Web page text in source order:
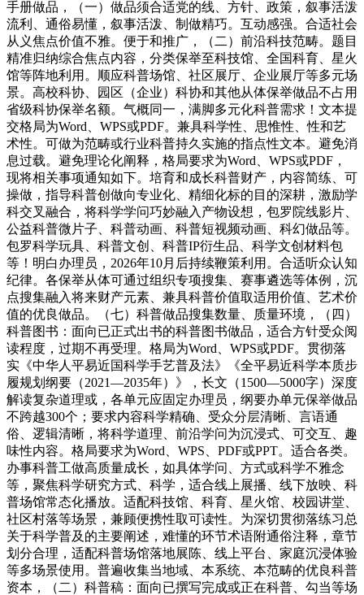
手册做品，（一）做品须合适党的线、方针、政策，叙事活泼
流利、通俗易懂，叙事活泼、制做精巧。互动感强。合适社会
从义焦点价值不雅。便于和推广，（二）前沿科技范畴。题目
精准归纳综合焦点内容，分类保举至科技馆、全国科育、星火
馆等阵地利用。顺应科普场馆、社区展厅、企业展厅等多元场
景。高校科协、园区（企业）科协和其他从体保举做品不占用
省级科协保举名额。气概同一，满脚多元化科普需求！文本提
交格局为Word、WPS或PDF。兼具科学性、思惟性、性和艺
术性。可做为范畴或行业科普持久实施的指点性文本。避免消
息过载。避免理论化阐释，格局要求为Word、WPS或PDF，
现将相关事项通知如下。培育和成长科普财产，内容简练、可
操做，指导科普创做向专业化、精细化标的目的深耕，激励学
科交叉融合，将科学学问巧妙融入产物设想，包罗院线影片、
公益科普微片子、科普动画、科普短视频动画、科幻做品等。
包罗科学玩具、科普文创、科普IP衍生品、科学文创材料包
等！明白办理员，2026年10月后持续鞭策利用。合适听众认知
纪律。各保举从体可通过组织专项搜集、赛事遴选等体例，沉
点搜集融入将来财产元素、兼具科普价值取适用价值、艺术价
值的优良做品。（七）科普做品搜集数量、质量环境，（四）
科普图书：面向已正式出书的科普图书做品，适合方针受众阅
读程度，过期不再受理。格局为Word、WPS或PDF。贯彻落
实《中华人平易近国科学手艺普及法》《全平易近科学本质步
履规划纲要（2021—2035年）》，长文（1500—5000字）深度
解读复杂道理或，各单元应固定办理员，纲要办单元保举做品
不跨越300个；要求内容科学精确、受众分层清晰、言语通
俗、逻辑清晰，将科学道理、前沿学问为沉浸式、可交互、趣
味性内容。格局要求为Word、WPS、PDF或PPT。适合各类。
办事科普工做高质量成长，如具体学问、方式或科学不雅念
等，聚焦科学研究方式、科学，适合线上展播、线下放映、科
普场馆常态化播放。适配科技馆、科育、星火馆、校园讲堂、
社区村落等场景，兼顾便携性取可读性。为深切贯彻落练习总
关于科学普及的主要阐述，难懂的环节术语附通俗注释，章节
划分合理，适配科普场馆落地展陈、线上平台、家庭沉浸体验
等多场景使用。普遍收集当地域、本系统、本范畴的优良科普
资本，（二）科普稿：面向已撰写完成或正在科普、勾当等场